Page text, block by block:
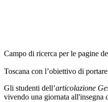
Campo di ricerca per le pagine
Toscana con l’obiettivo di
Gli studenti dell’articolazione
vivendo una giornata all'insegna